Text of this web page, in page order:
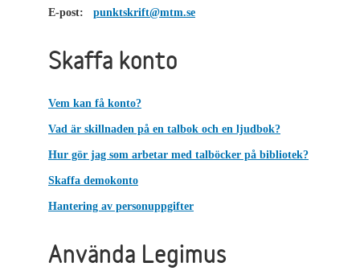
E-post:
punktskrift@mtm.se
Skaffa konto
Vem kan få konto?
Vad är skillnaden på en talbok och en ljudbok?
Hur gör jag som arbetar med talböcker på bibliotek?
Skaffa demokonto
Hantering av personuppgifter
Använda Legimus